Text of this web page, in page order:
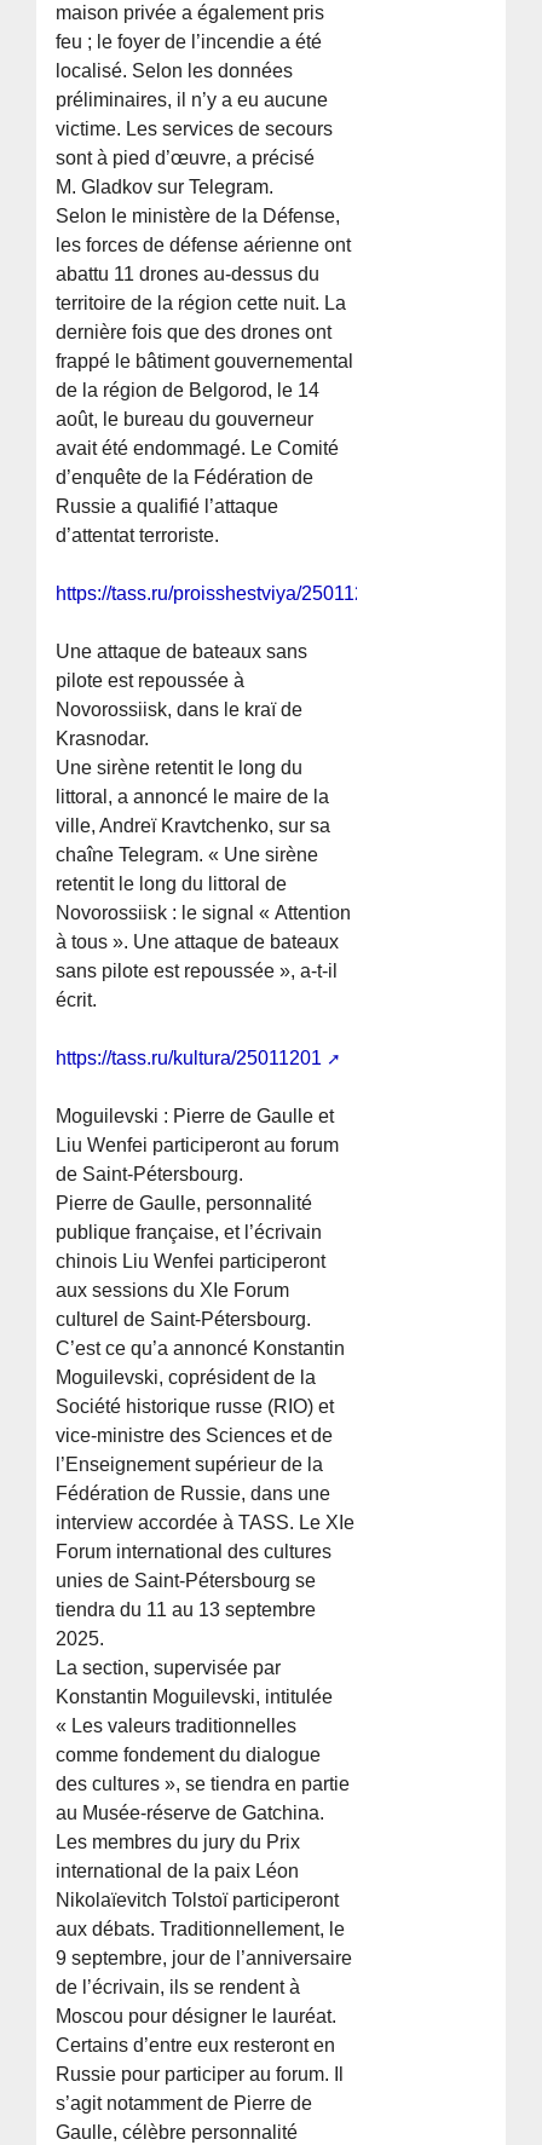
maison privée a également pris
feu ; le foyer de l’incendie a été
localisé. Selon les données
préliminaires, il n’y a eu aucune
victime. Les services de secours
sont à pied d’œuvre, a précisé
M. Gladkov sur Telegram.
Selon le ministère de la Défense,
les forces de défense aérienne ont
abattu 11 drones au-dessus du
territoire de la région cette nuit. La
dernière fois que des drones ont
frappé le bâtiment gouvernemental
de la région de Belgorod, le 14
août, le bureau du gouverneur
avait été endommagé. Le Comité
d’enquête de la Fédération de
Russie a qualifié l’attaque
d’attentat terroriste.
https://tass.ru/proisshestviya/25011285
Une attaque de bateaux sans
pilote est repoussée à
Novorossiisk, dans le kraï de
Krasnodar.
Une sirène retentit le long du
littoral, a annoncé le maire de la
ville, Andreï Kravtchenko, sur sa
chaîne Telegram. « Une sirène
retentit le long du littoral de
Novorossiisk : le signal « Attention
à tous ». Une attaque de bateaux
sans pilote est repoussée », a-t-il
écrit.
https://tass.ru/kultura/25011201
Moguilevski : Pierre de Gaulle et
Liu Wenfei participeront au forum
de Saint-Pétersbourg.
Pierre de Gaulle, personnalité
publique française, et l’écrivain
chinois Liu Wenfei participeront
aux sessions du XIe Forum
culturel de Saint-Pétersbourg.
C’est ce qu’a annoncé Konstantin
Moguilevski, coprésident de la
Société historique russe (RIO) et
vice-ministre des Sciences et de
l’Enseignement supérieur de la
Fédération de Russie, dans une
interview accordée à TASS. Le XIe
Forum international des cultures
unies de Saint-Pétersbourg se
tiendra du 11 au 13 septembre
2025.
La section, supervisée par
Konstantin Moguilevski, intitulée
« Les valeurs traditionnelles
comme fondement du dialogue
des cultures », se tiendra en partie
au Musée-réserve de Gatchina.
Les membres du jury du Prix
international de la paix Léon
Nikolaïevitch Tolstoï participeront
aux débats. Traditionnellement, le
9 septembre, jour de l’anniversaire
de l’écrivain, ils se rendent à
Moscou pour désigner le lauréat.
Certains d’entre eux resteront en
Russie pour participer au forum. Il
s’agit notamment de Pierre de
Gaulle, célèbre personnalité